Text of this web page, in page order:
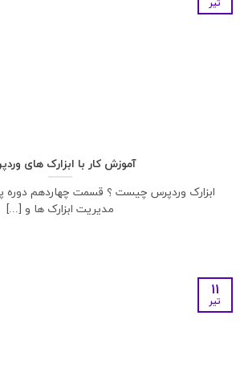
آموزش کار با ابزارک های
ابزارک وردپرس چیست ؟ قسمت چهاردهم دوره
مدیریت ابزارک ها و [...]
11
تیر